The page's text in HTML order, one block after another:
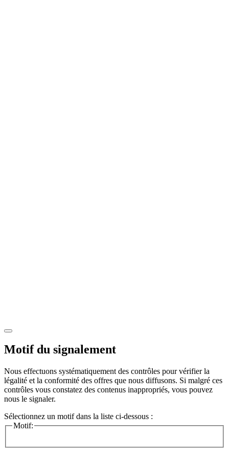
Motif du signalement
Nous effectuons systématiquement des contrôles pour vérifier la
légalité et la conformité des offres que nous diffusons. Si malgré ces
contrôles vous constatez des contenus inappropriés, vous pouvez
nous le signaler.
Sélectionnez un motif dans la liste ci-dessous :
Motif: